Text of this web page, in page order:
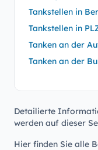
Tankstellen in
Tankstellen in
Tanken an der
Tanken an der
Detailierte
werden auf dieser
Hier finden Sie alle